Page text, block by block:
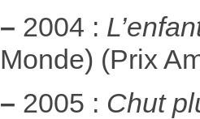
– 2004 :
Monde) (Prix
– 2005 : Chut